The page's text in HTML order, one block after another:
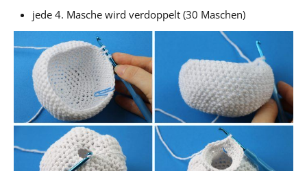
jede 4. Masche wird verdoppelt (30 Maschen)